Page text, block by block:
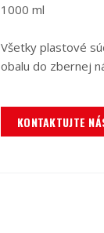
1000 ml
Všetky plastové
obalu do zbernej
KONTAKTUJTE